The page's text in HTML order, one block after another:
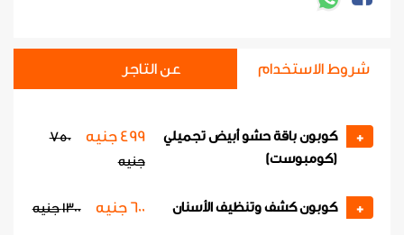
شروط الاستخدام عن التاجر
+
كوبون باقة حشو أبيض تجميلي
(كومبوست)
499 جنيه
750
جنيه
+ كوبون كشف وتنظيف الأسنان 600 جنيه 1300 جنيه